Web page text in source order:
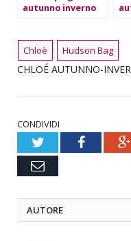
autunno inverno
Chloè Hudson Bag
CHLOÉ AUTUNNO-
CONDIVIDI
TwitterFacebook
Email
AUTORE